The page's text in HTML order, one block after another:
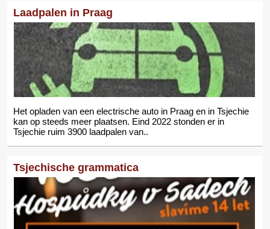
Laadpalen in Praag
Het opladen van een electrische auto in Praag en in Tsjechie
kan op steeds meer plaatsen. Eind 2022 stonden er in
Tsjechie ruim 3900 laadpalen van..
Tsjechische grammatica